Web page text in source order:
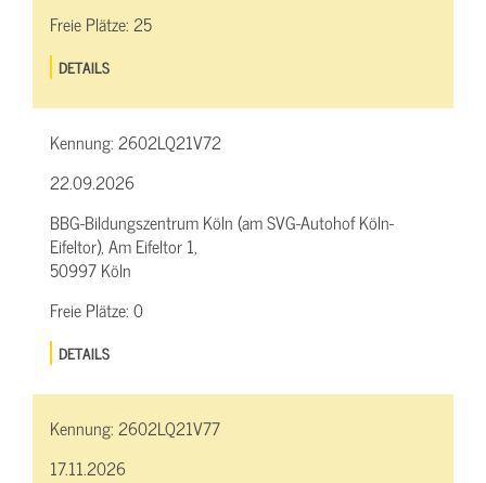
Freie Plätze:25
DETAILS
Kennung:2602LQ21V72
22.09.2026
BBG-Bildungszentrum Köln (am SVG-Autohof Köln-
Eifeltor), Am Eifeltor 1,
50997 Köln
Freie Plätze:0
DETAILS
Kennung:2602LQ21V77
17.11.2026